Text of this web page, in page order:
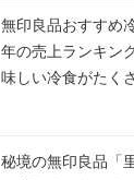
無印良品おすすめ
年の売上ランキン
味しい冷食がたく
秘境の無印良品「